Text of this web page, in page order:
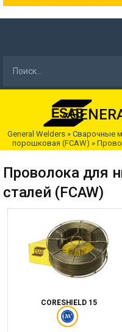
General Welders» Сварочные
порошковая (FCAW) »
Проволока для
сталей (FCAW)
CORESHIELD 15